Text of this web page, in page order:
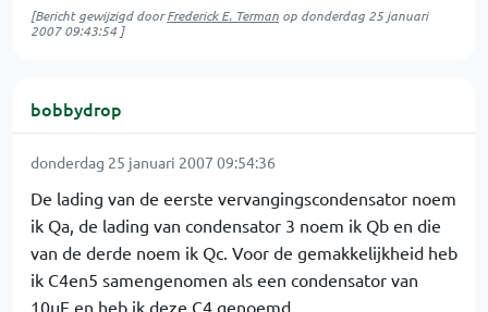
[Bericht gewijzigd doorFrederick E. Terman op donderdag 25 januari
2007 09:43:54 ]
bobbydrop
donderdag 25 januari 2007 09:54:36
De lading van de eerste vervangingscondensator noem
ik Qa, de lading van condensator 3 noem ik Qb en die
van de derde noem ik Qc. Voor de gemakkelijkheid heb
ik C4en5 samengenomen als een condensator van
10µF en heb ik deze C4 genoemd.